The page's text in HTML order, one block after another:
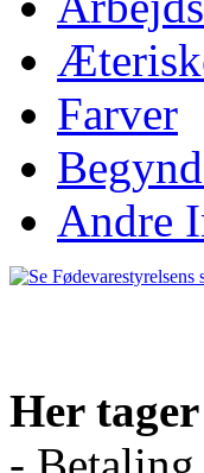
Farver
Andre
Her